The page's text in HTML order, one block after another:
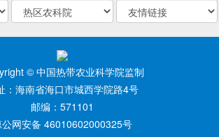
© 中国热带农业科学院监制
：海南省海口市城西学院路4号
邮编：571101
网安备 46010602000325号